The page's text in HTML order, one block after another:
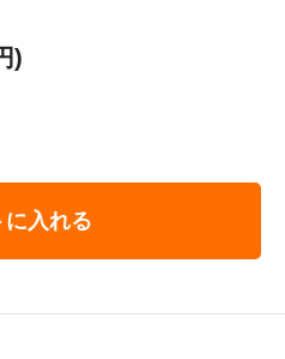
)
に入れる